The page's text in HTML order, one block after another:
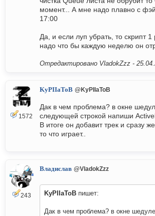
момент... А мне надо плавно с
17:00
Да, и если луп убрать, то скрипт
надо что бы каждую неделю он
Отредактировано VladokZzz -
1572
KyPIIaToB @KyPIIaToB
Дак в чем проблема? в окне
следующей строкой напиши
В итоге он добавит трек и сразу
то что играет..
243
Владислав @VladokZzz
KyPIIaToB пишет:
Дак в чем проблема? в окне